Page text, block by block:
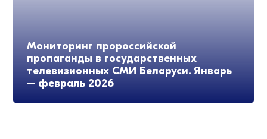
Мониторинг пророссийской
пропаганды в государственных
телевизионных СМИ Беларуси. Январь
– февраль 2026